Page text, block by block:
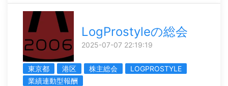
LogProstyleの総会
2025-07-07 22:19:19
東京都 港区 株主総会
LOGPROSTYLE
業績連動型報酬